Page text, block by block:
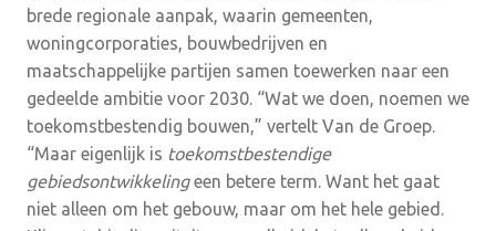
brede regionale aanpak, waarin gemeenten,
woningcorporaties, bouwbedrijven en
maatschappelijke partijen samen toewerken naar een
gedeelde ambitie voor 2030. “Wat we doen, noemen we
toekomstbestendig bouwen,” vertelt Van de Groep.
“Maar eigenlijk is toekomstbestendige
gebiedsontwikkelingeen betere term. Want het gaat
niet alleen om het gebouw, maar om het hele gebied.